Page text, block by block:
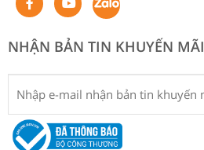
NHẬN BẢN TIN KHUYẾN MÃI